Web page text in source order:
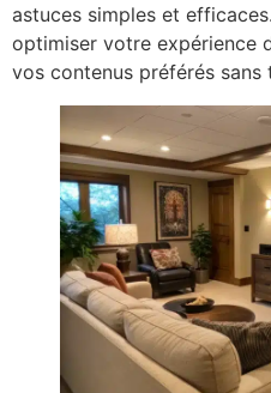
astuces simples et
optimiser votre expérience
vos contenus préférés sans